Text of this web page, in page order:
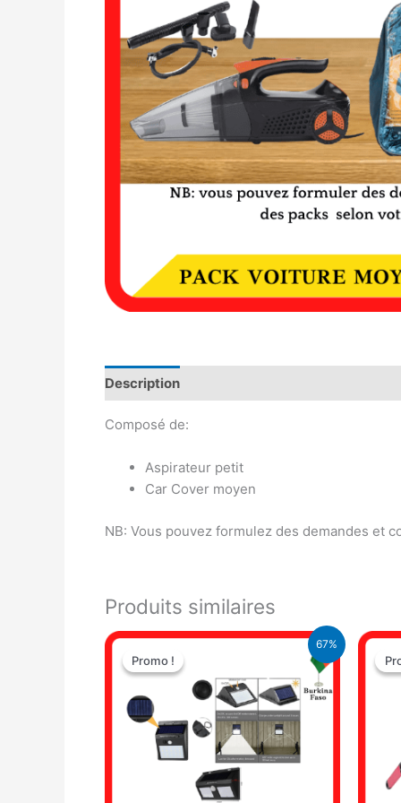
Description
Composé de:
Aspirateur petit
Car Cover moyen
NB: Vous pouvez formulez des demandes et
Produits similaires
67%
Promo !
Promo !
Le
prix
initial
était :
10.500 CFA.
Le
est :
3.500 CFA.